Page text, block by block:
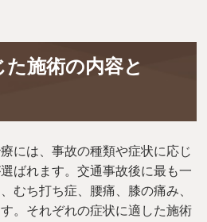
施術の内容と
には、事故の種類や症状に応じ
ばれます。交通事故後に最も一
むち打ち症、腰痛、膝の痛み、
。それぞれの症状に適した施術